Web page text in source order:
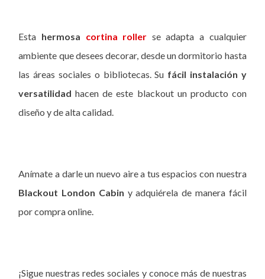
Esta hermosa cortina roller se adapta a cualquier
ambiente que desees decorar, desde un dormitorio hasta
las áreas sociales o bibliotecas. Su fácil instalación y
versatilidad hacen de este blackout un producto con
diseño y de alta calidad.
Anímate a darle un nuevo aire a tus espacios con nuestra
Blackout London Cabin y adquiérela de manera fácil
por compra online.
¡Sigue nuestras redes sociales y conoce más de nuestras